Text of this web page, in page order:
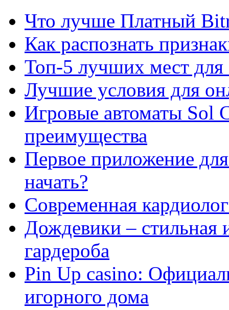
Что лучше Платный
Как распознать
Топ-5 лучших мест для
Лучшие условия для
Игровые автоматы Sol
преимущества
Первое приложение
начать?
Современная
Дождевики – стильная
гардероба
Pin Up casino:
игорного дома